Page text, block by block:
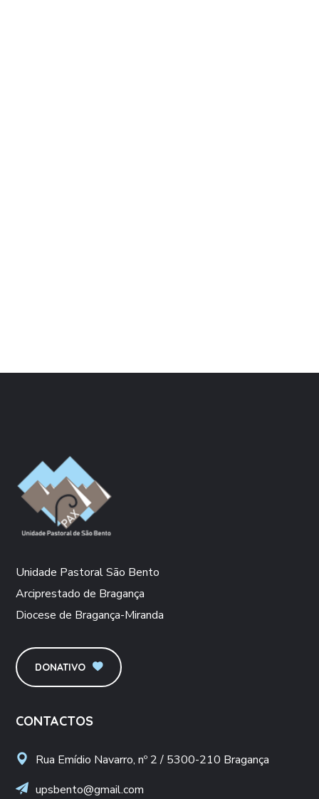
Unidade Pastoral São Bento
Arciprestado de Bragança
Diocese de Bragança-Miranda
DONATIVO
CONTACTOS
Rua Emídio Navarro, nº 2 / 5300-210 Bragança
upsbento@gmail.com